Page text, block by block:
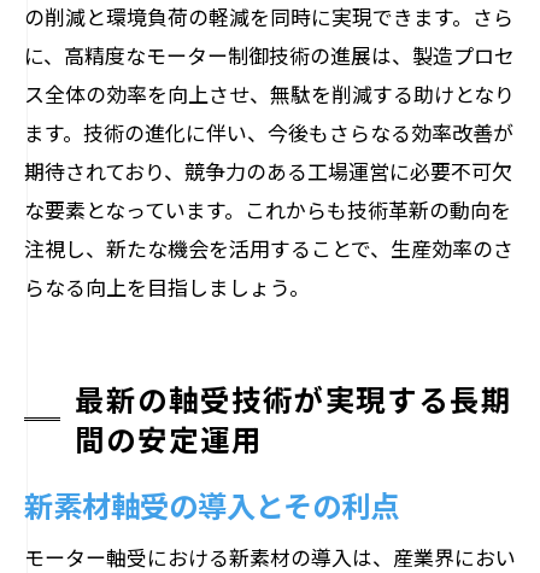
の削減と環境負荷の軽減を同時に実現できます。さら
に、高精度なモーター制御技術の進展は、製造プロセ
ス全体の効率を向上させ、無駄を削減する助けとなり
ます。技術の進化に伴い、今後もさらなる効率改善が
期待されており、競争力のある工場運営に必要不可欠
な要素となっています。これからも技術革新の動向を
注視し、新たな機会を活用することで、生産効率のさ
らなる向上を目指しましょう。
最新の軸受技術が実現する長期
間の安定運用
新素材軸受の導入とその利点
モーター軸受における新素材の導入は、産業界におい